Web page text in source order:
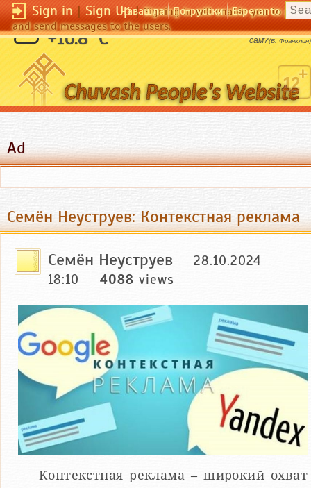
Sign in|Sign Up|Signing in will enable you to post
and send messages to the users.
Чӑвашла По-русски Esperanto
+16.8 °C
Кто так часто обманывал тебя, как ты
сам?(Б. Франклин)
Ad
Семён Неуструев: Контекстная реклама
Семён Неуструев
28.10.2024
18:10
4088 views
Контекстная реклама – широкий охват